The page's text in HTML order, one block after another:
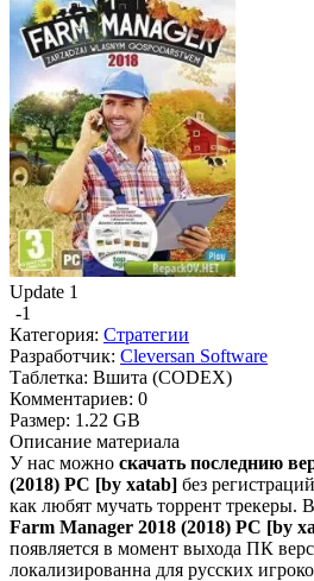
Update 1
-1
Категория: Стратегии
Разработчик: Cleversan Software
Таблетка: Вшита (CODEX)
Комментариев: 0
Размер: 1.22 GB
Описание материала
У нас можно скачать последнию
(2018) PC [by xatab] без
как любят мучать торрент трекеры.
Farm Manager 2018 (2018) PC [by
появляется в момент выхода ПК
локализированна для русских